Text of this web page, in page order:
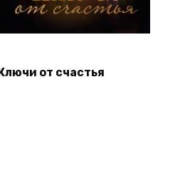
Ключи от счастья